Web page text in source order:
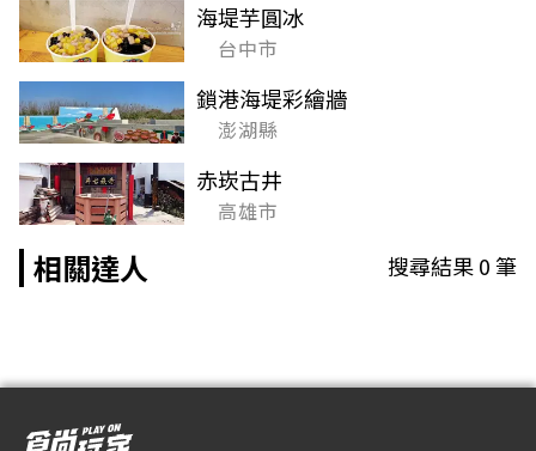
海堤芋圓冰
台中市
鎖港海堤彩繪牆
澎湖縣
赤崁古井
高雄市
相關達人 搜尋結果0筆